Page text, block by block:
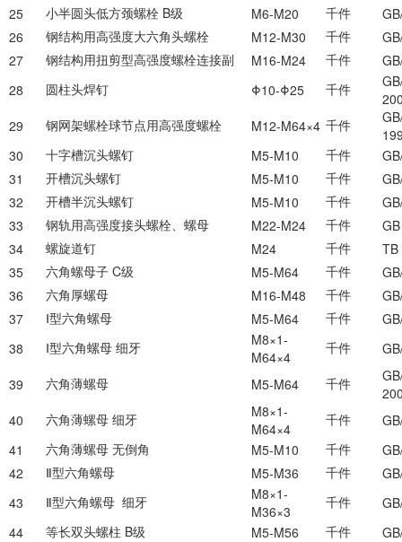
25
小半圆头低方颈螺栓 B级 M6-M20 千件
26
钢结构用高强度大六角头螺栓 M12-M30 千件
27
钢结构用扭剪型高强度螺栓连接副 M16-M24 千件
28
圆柱头焊钉 Φ10-Φ25 千件
29
钢网架螺栓球节点用高强度螺栓 M12-M64×4 千件
30
十字槽沉头螺钉 M5-M10 千件
31
开槽沉头螺钉 M5-M10 千件
32
开槽半沉头螺钉 M5-M10 千件
33
钢轨用高强度接头螺栓、螺母 M22-M24 千件
34
螺旋道钉 M24 千件
TB
35
六角螺母子 C级 M5-M64 千件
36
六角厚螺母 M16-M48 千件
37
Ⅰ型六角螺母 M5-M64 千件
38
Ⅰ型六角螺母 细牙
M8×1-
M64×4
千件
39
六角薄螺母 M5-M64 千件
40
六角薄螺母 细牙
M8×1-
M64×4
千件
41
六角薄螺母 无倒角 M5-M10 千件
42
Ⅱ型六角螺母 M5-M36 千件
43
Ⅱ型六角螺母 细牙
M8×1-
M36×3
千件
44
等长双头螺柱 B级 M5-M56 千件